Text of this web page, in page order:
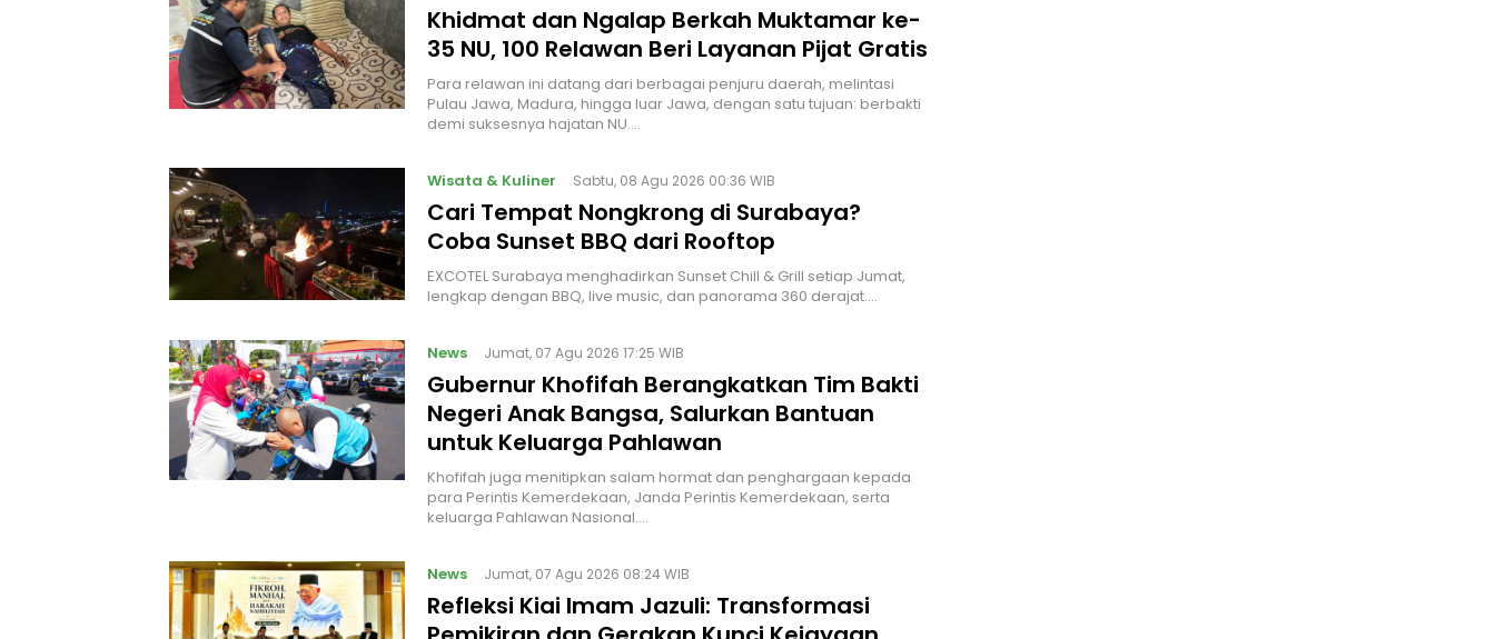
Khidmat dan Ngalap Berkah Muktamar ke-
35 NU, 100 Relawan Beri Layanan Pijat Gratis
Para relawan ini datang dari berbagai penjuru daerah, melintasi
Pulau Jawa, Madura, hingga luar Jawa, dengan satu tujuan: berbakti
demi suksesnya hajatan NU.…
Wisata & Kuliner Sabtu, 08 Agu 2026 00:36 WIB
Cari Tempat Nongkrong di Surabaya?
Coba Sunset BBQ dari Rooftop
EXCOTEL Surabaya menghadirkan Sunset Chill & Grill setiap Jumat,
lengkap dengan BBQ, live music, dan panorama 360 derajat.…
News Jumat, 07 Agu 2026 17:25 WIB
Gubernur Khofifah Berangkatkan Tim Bakti
Negeri Anak Bangsa, Salurkan Bantuan
untuk Keluarga Pahlawan
Khofifah juga menitipkan salam hormat dan penghargaan kepada
para Perintis Kemerdekaan, Janda Perintis Kemerdekaan, serta
keluarga Pahlawan Nasional.…
News Jumat, 07 Agu 2026 08:24 WIB
Refleksi Kiai Imam Jazuli: Transformasi